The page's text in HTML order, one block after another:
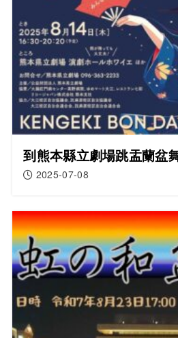
到熊本縣立劇場跳盂蘭盆
2025-07-08